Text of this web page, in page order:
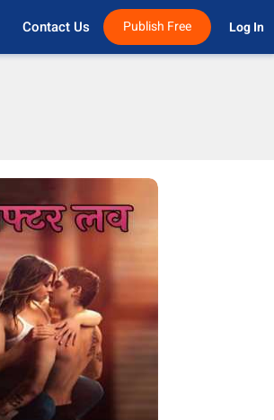
Contact Us Publish Free Log In